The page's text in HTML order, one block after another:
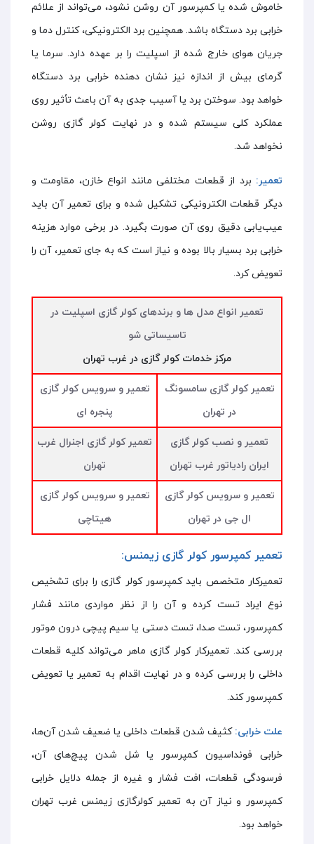
خاموش شده یا کمپرسور آن روشن نشود، می‌تواند از علائم
خرابی برد دستگاه باشد. همچنین برد الکترونیکی، کنترل دما و
جریان هوای خارج شده از اسپلیت را بر عهده دارد. سرما یا
گرمای بیش از اندازه نیز نشان دهنده خرابی برد دستگاه
خواهد بود. سوختن برد یا آسیب جدی به آن باعث تأثیر روی
عملکرد کلی سیستم شده و در نهایت کولر گازی روشن
نخواهد شد.
تعمیر: برد از قطعات مختلفی مانند انواع خازن، مقاومت و
دیگر قطعات الکترونیکی تشکیل شده و برای تعمیر آن باید
عیب‌یابی دقیق روی آن صورت بگیرد. در برخی موارد هزینه
خرابی برد بسیار بالا بوده و نیاز است که به جای تعمیر، آن را
تعویض کرد.
تعمیر انواع مدل ها و برندهای کولر گازی اسپلیت در
تاسیساتی شو
مرکز خدمات کولر گازی در غرب تهران
تعمیر کولر گازی سامسونگ
در تهران
تعمیر و سرویس کولر گازی
پنجره ای
تعمیر و نصب کولر گازی
ایران رادیاتور غرب تهران
تعمیر کولر گازی اجنرال غرب
تهران
تعمیر و سرویس کولر گازی
ال جی در تهران
تعمیر و سرویس کولر گازی
هیتاچی
تعمیر کمپرسور کولر گازی زیمنس:
تعمیرکار متخصص باید کمپرسور کولر گازی را برای تشخیص
نوع ایراد تست کرده و آن را از نظر مواردی مانند فشار
کمپرسور، تست صدا، تست دستی یا سیم پیچی درون موتور
بررسی کند. تعمیرکار کولر گازی ماهر می‌تواند کلیه قطعات
داخلی را بررسی کرده و در نهایت اقدام به تعمیر یا تعویض
کمپرسور کند.
علت خرابی: کثیف شدن قطعات داخلی یا ضعیف شدن آن‌ها،
خرابی فونداسیون کمپرسور یا شل شدن پیچ‌های آن،
فرسودگی قطعات، افت فشار و غیره از جمله دلایل خرابی
کمپرسور و نیاز آن به تعمیر کولرگازی زیمنس غرب تهران
خواهد بود.